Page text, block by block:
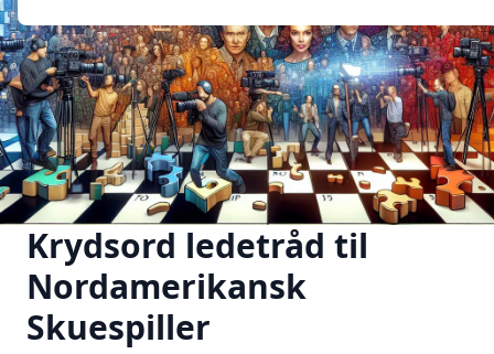
Krydsord ledetråd til
Nordamerikansk
Skuespiller